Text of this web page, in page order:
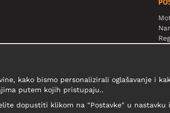
kako bismo personalizirali oglašavanje i
putem kojih pristupaju..
dopustiti klikom na "Postavke" u